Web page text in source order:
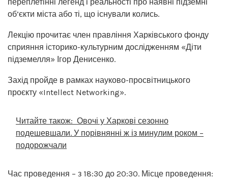
об’єкти міста або ті, що існували колись.
Лекцію прочитає член правління Харківського фонду
сприяння історико-культурним дослідженням «Діти
підземелля» Ігор Денисенко.
Захід пройде в рамках науково-просвітницького
проєкту «Intellect Networking».
Читайте також: Овочі у Харкові сезонно
подешевшали. У порівнянні ж із минулим роком –
подорожчали
Час проведення – з 18:30 до 20:30. Місце проведення: